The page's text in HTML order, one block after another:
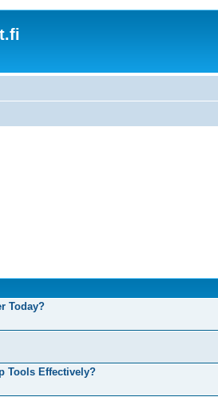
Today?
Tools Effectively?